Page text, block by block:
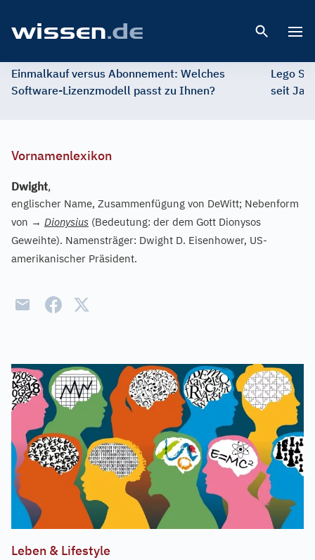
Einmalkauf versus Abonnement: Welches
Software-Lizenzmodell passt zu Ihnen?
Lego
seit
Vornamenlexikon
Dwight,
englischer Name, Zusammenfügung von DeWitt; Nebenform
von → Dionysius (Bedeutung: der dem Gott Dionysos
Geweihte). Namensträger: Dwight D. Eisenhower, US-
amerikanischer Präsident.
Leben & Lifestyle